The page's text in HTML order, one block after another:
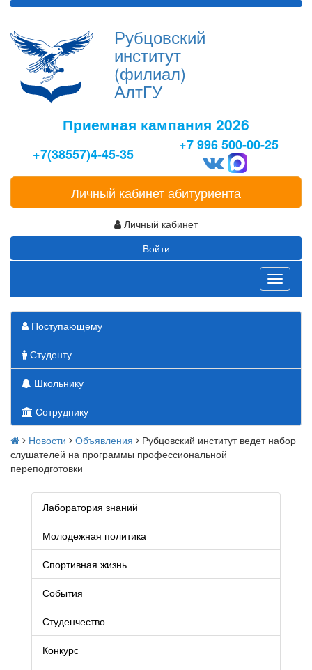
Рубцовский
институт
(филиал)
АлтГУ
Приемная кампания 2026
+7(38557)4-45-35
+7 996 500-00-25
Личный кабинет абитуриента
Личный кабинет
Войти
Toggle
Поступающему
Студенту
Школьнику
Сотруднику
Новости Объявления
Рубцовский институт ведет набор
слушателей на программы профессиональной
переподготовки
Лаборатория знаний
Молодежная политика
Спортивная жизнь
События
Студенчество
Конкурс